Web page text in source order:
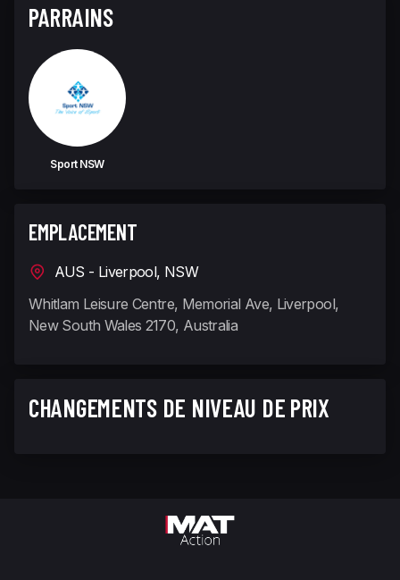
PARRAINS
Sport NSW
EMPLACEMENT
AUS - Liverpool, NSW
Whitlam Leisure Centre, Memorial Ave, Liverpool,
New South Wales 2170, Australia
CHANGEMENTS DE NIVEAU DE PRIX